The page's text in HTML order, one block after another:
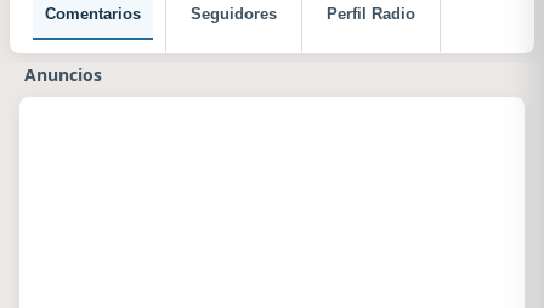
Comentarios Seguidores Perfil Radio
Anuncios